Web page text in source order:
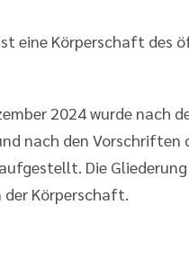
eine Körperschaft des
2024 wurde nach
nach den Vorschriften
Die
Körperschaft.